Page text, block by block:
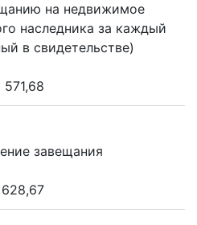
на недвижимое
наследника за каждый
в свидетельстве)
571,68
завещания